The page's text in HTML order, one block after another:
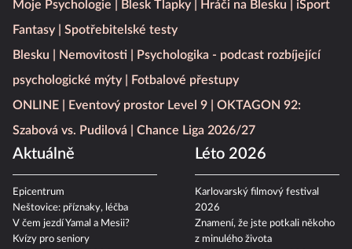
Moje Psychologie Blesk Tlapky Hráči na Blesku
iSport
Fantasy
Spotřebitelské testy
Blesku
Nemovitosti
Psychologika - podcast rozbíjející
psychologické mýty
Fotbalové přestupy
ONLINE
Eventový prostor Level 9
OKTAGON 92:
Szabová vs. Pudilová
Chance Liga 2026/27
Aktuálně
Epicentrum
Neštovice: příznaky, léčba
V čem jezdí Yamal a Mesii?
Kvízy pro seniory
Léto 2026
Karlovarský filmový festival
2026
Znamení, že jste potkali někoho
z minulého života